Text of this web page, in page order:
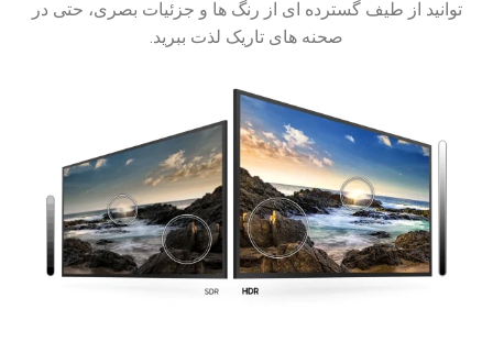
توانید از طیف گسترده ای از رنگ ها و جزئیات بصری، حتی در
صحنه های تاریک لذت ببرید.